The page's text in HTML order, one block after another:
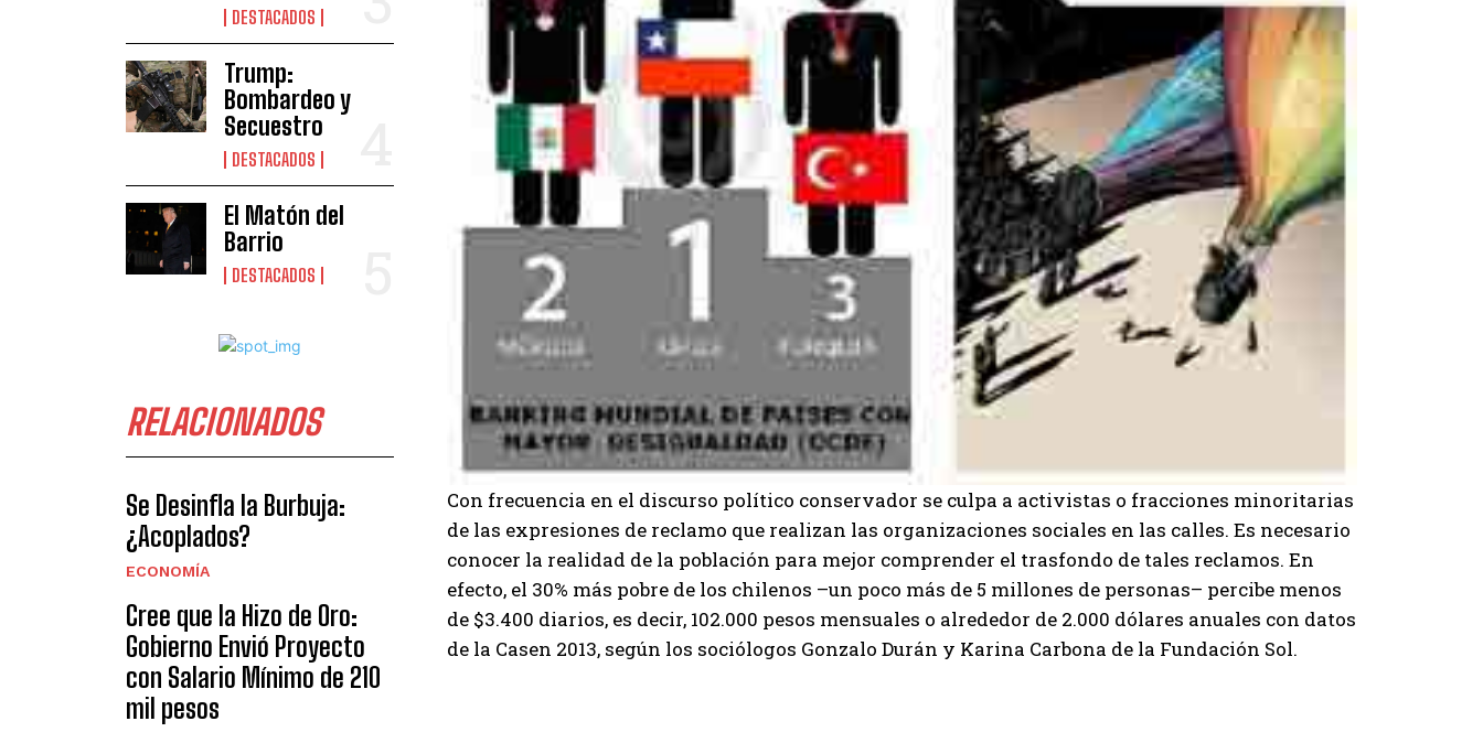
DESTACADOS
Trump:
Bombardeo y
Secuestro
DESTACADOS
El Matón del
Barrio
DESTACADOS
RELACIONADOS
Se Desinfla la Burbuja:
¿Acoplados?
ECONOMÍA
Cree que la Hizo de Oro:
Gobierno Envió Proyecto
con Salario Mínimo de 210
mil pesos
Con frecuencia en el discurso político conservador se culpa a activistas o fracciones minoritarias
de las expresiones de reclamo que realizan las organizaciones sociales en las calles. Es necesario
conocer la realidad de la población para mejor comprender el trasfondo de tales reclamos. En
efecto, el 30% más pobre de los chilenos –un poco más de 5 millones de personas– percibe menos
de $3.400 diarios, es decir, 102.000 pesos mensuales o alrededor de 2.000 dólares anuales con datos
de la Casen 2013, según los sociólogos Gonzalo Durán y Karina Carbona de la Fundación Sol.